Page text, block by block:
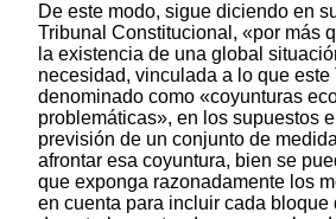
De este modo, sigue diciendo en
Tribunal Constitucional, «por más
la existencia de una global
necesidad, vinculada a lo que este
denominado como «coyunturas
problemáticas», en los supuestos
previsión de un conjunto de
afrontar esa coyuntura, bien se
que exponga razonadamente los
en cuenta para incluir cada bloque